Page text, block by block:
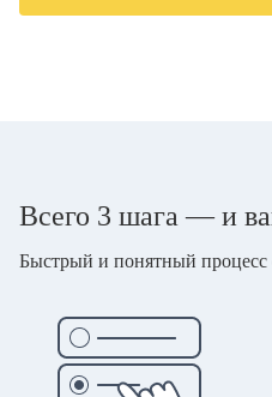
Всего 3 шага — и
Быстрый и понятный процесс